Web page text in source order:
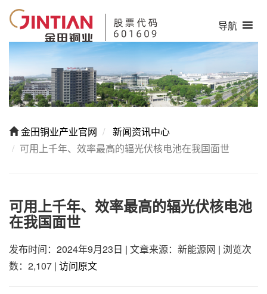
导航
金田铜业产业官网
新闻资讯中心
可用上千年、效率最高的辐光伏核电池在我国面世
可用上千年、效率最高的辐光伏核电池
在我国面世
发布时间：2024年9月23日 | 文章来源：新能源网 | 浏览次
数：2,107 | 访问原文